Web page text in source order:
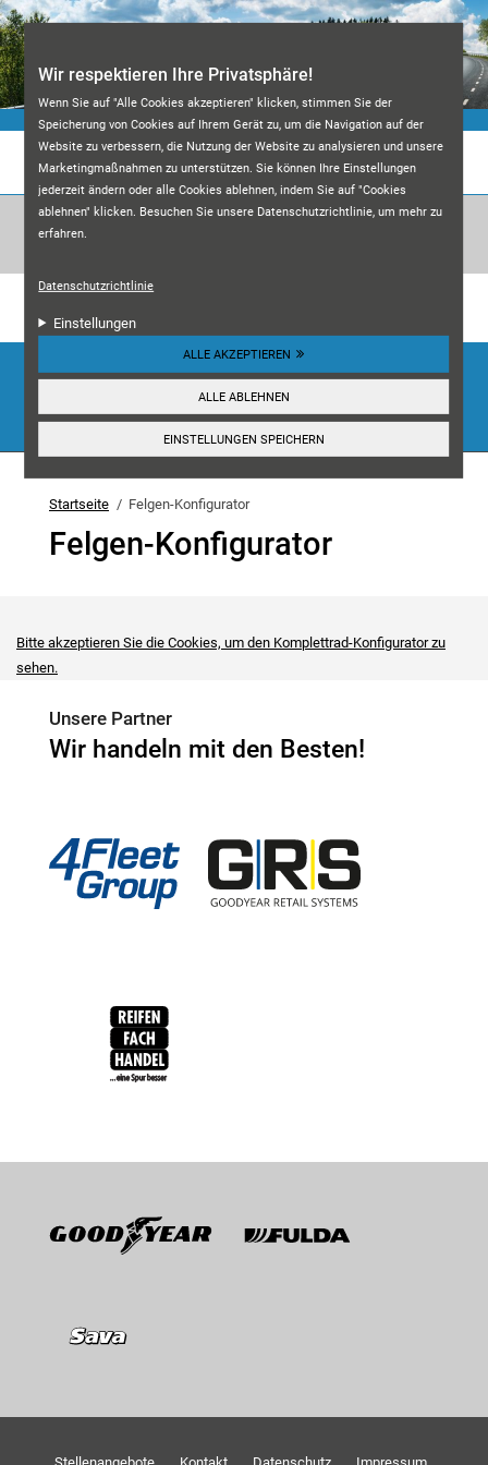
Wir respektieren Ihre Privatsphäre!
Wenn Sie auf "Alle Cookies akzeptieren" klicken, stimmen Sie der
Speicherung von Cookies auf Ihrem Gerät zu, um die Navigation auf der
Website zu verbessern, die Nutzung der Website zu analysieren und unsere
Marketingmaßnahmen zu unterstützen. Sie können Ihre Einstellungen
jederzeit ändern oder alle Cookies ablehnen, indem Sie auf "Cookies
ablehnen" klicken. Besuchen Sie unsere Datenschutzrichtlinie, um mehr zu
erfahren.
Datenschutzrichtlinie
Einstellungen
ALLE AKZEPTIEREN
ALLE ABLEHNEN
EINSTELLUNGEN SPEICHERN
Direkt zum Inhalt
KFZ-MEISTERWERKSTATT M&A
Unsere Kundenbewertungen:
Navigation☰
Startseite Felgen-Konfigurator
Felgen-Konfigurator
Bitte akzeptieren Sie die Cookies, um den Komplettrad-Konfigurator zu
sehen.
Unsere Partner
Wir handeln mit den Besten!